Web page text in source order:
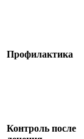
Профилактика
Контроль после